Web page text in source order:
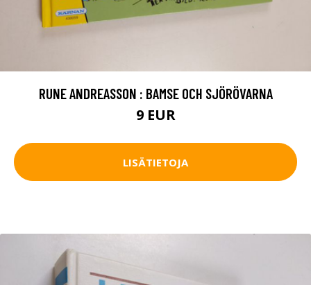
RUNE ANDREASSON : BAMSE OCH SJÖRÖVARNA
9 EUR
LISÄTIETOJA